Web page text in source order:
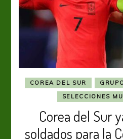
COREA DEL SUR
SELECCIONES
Corea del Sur
soldados para la